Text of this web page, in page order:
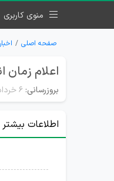
منوی کاربری
صفحه اصلی
اعلام زمان
بروزرسانی: ۶ خرداد ۱۴۰۴
اطلاعات بیشتر